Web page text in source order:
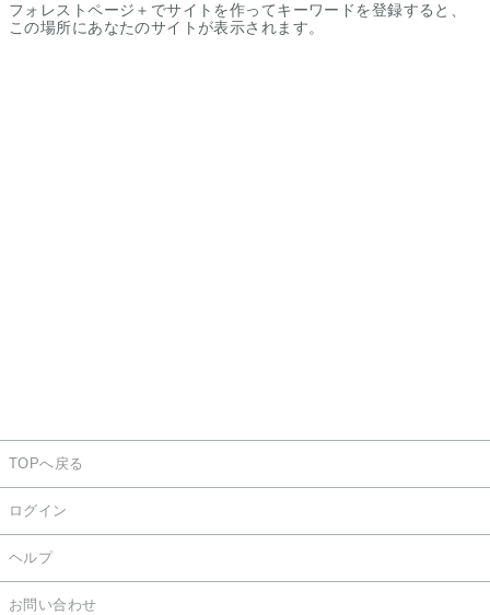
フォレストページ＋でサイトを作ってキーワードを登録すると、
この場所にあなたのサイトが表示されます。
TOPへ戻る
ログイン
ヘルプ
お問い合わせ